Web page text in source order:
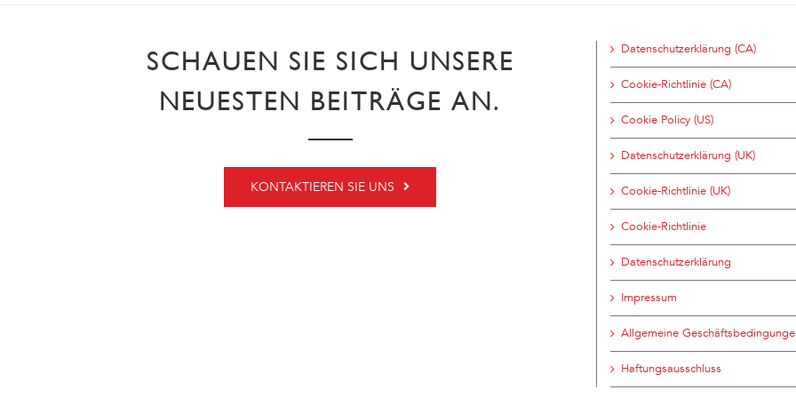
SCHAUEN SIE SICH UNSERE
NEUESTEN BEITRÄGE AN.
KONTAKTIEREN SIE UNS
Datenschutzerklärung (CA)
Cookie-Richtlinie (CA)
Cookie Policy (US)
Datenschutzerklärung (UK)
Cookie-Richtlinie (UK)
Cookie-Richtlinie
Datenschutzerklärung
Impressum
Allgemeine
Haftungsausschluss